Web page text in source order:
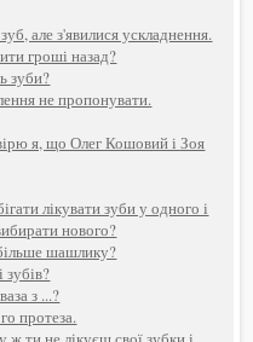
але з'явилися ускладнення.
гроші назад?
зуби?
не пропонувати.
я, що Олег Кошовий і Зоя
лікувати зуби у одного і
нового?
шашлику?
зубів?
з ...?
протеза.